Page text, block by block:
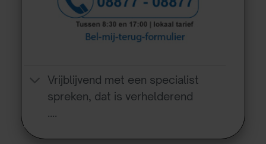
Vrijblijvend met een specialist
spreken, dat is verhelderend
….